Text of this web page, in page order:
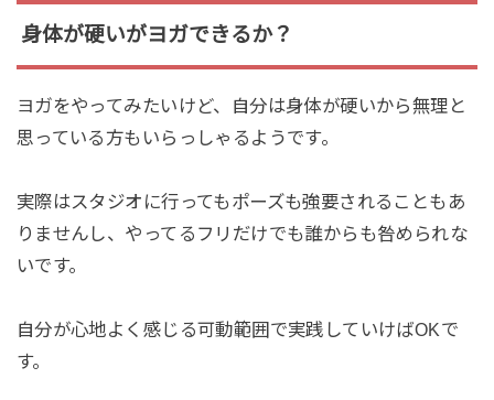
身体が硬いがヨガできるか？
ヨガをやってみたいけど、自分は身体が硬いから無理と
思っている方もいらっしゃるようです。
実際はスタジオに行ってもポーズも強要されることもあ
りませんし、やってるフリだけでも誰からも咎められな
いです。
自分が心地よく感じる可動範囲で実践していけばOKで
す。